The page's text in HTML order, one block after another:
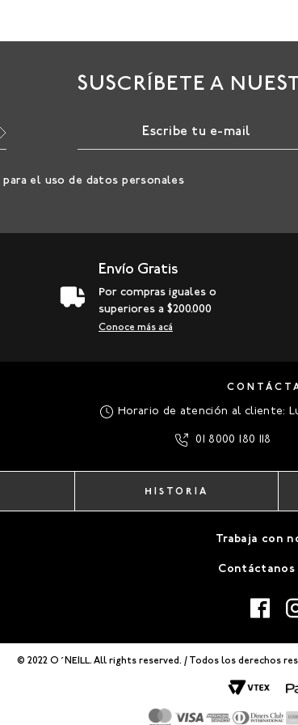
SUSCRÍBETE A
para el uso de datos personales
Envío Gratis
Por compras iguales o
superiores a $200.000
Conoce más acá
Horario de atención al cliente:
01 8000 180 118
HISTORIA
Trabaja con
Contáctanos
© 2022 O´NEILL. All rights reserved. / Todos los derechos